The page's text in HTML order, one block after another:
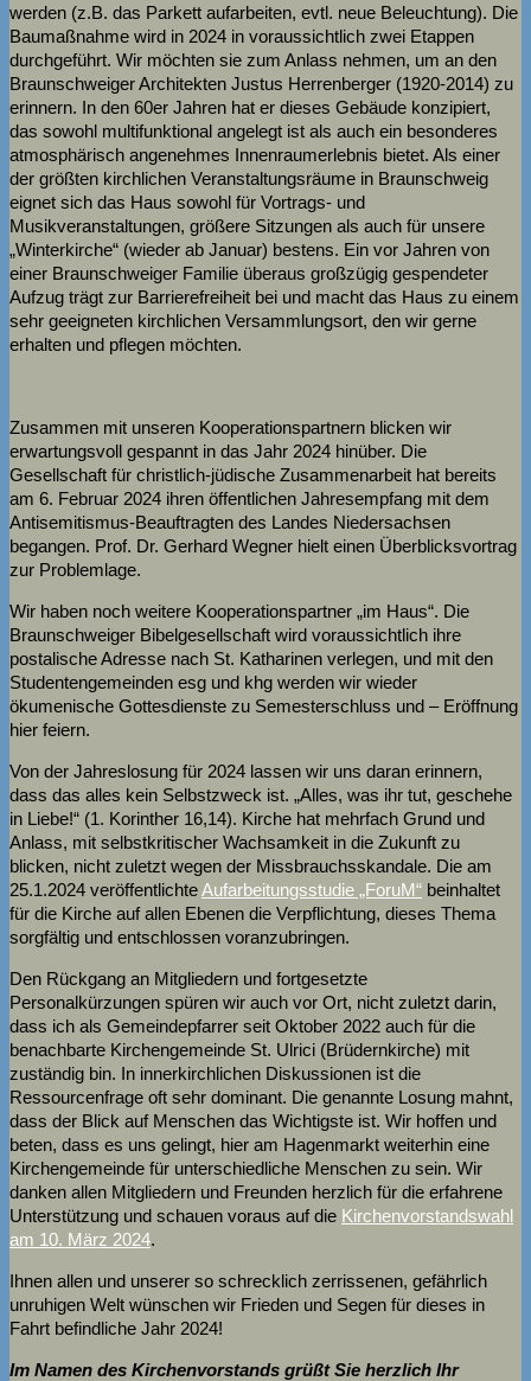
werden (z.B. das Parkett aufarbeiten, evtl. neue Beleuchtung). Die
Baumaßnahme wird in 2024 in voraussichtlich zwei Etappen
durchgeführt. Wir möchten sie zum Anlass nehmen, um an den
Braunschweiger Architekten Justus Herrenberger (1920-2014) zu
erinnern. In den 60er Jahren hat er dieses Gebäude konzipiert,
das sowohl multifunktional angelegt ist als auch ein besonderes
atmosphärisch angenehmes Innenraumerlebnis bietet. Als einer
der größten kirchlichen Veranstaltungsräume in Braunschweig
eignet sich das Haus sowohl für Vortrags- und
Musikveranstaltungen, größere Sitzungen als auch für unsere
„Winterkirche“ (wieder ab Januar) bestens. Ein vor Jahren von
einer Braunschweiger Familie überaus großzügig gespendeter
Aufzug trägt zur Barrierefreiheit bei und macht das Haus zu einem
sehr geeigneten kirchlichen Versammlungsort, den wir gerne
erhalten und pflegen möchten.
Zusammen mit unseren Kooperationspartnern blicken wir
erwartungsvoll gespannt in das Jahr 2024 hinüber. Die
Gesellschaft für christlich-jüdische Zusammenarbeit hat bereits
am 6. Februar 2024 ihren öffentlichen Jahresempfang mit dem
Antisemitismus-Beauftragten des Landes Niedersachsen
begangen. Prof. Dr. Gerhard Wegner hielt einen Überblicksvortrag
zur Problemlage.
Wir haben noch weitere Kooperationspartner „im Haus“. Die
Braunschweiger Bibelgesellschaft wird voraussichtlich ihre
postalische Adresse nach St. Katharinen verlegen, und mit den
Studentengemeinden esg und khg werden wir wieder
ökumenische Gottesdienste zu Semesterschluss und – Eröffnung
hier feiern.
Von der Jahreslosung für 2024 lassen wir uns daran erinnern,
dass das alles kein Selbstzweck ist. „Alles, was ihr tut, geschehe
in Liebe!“ (1. Korinther 16,14). Kirche hat mehrfach Grund und
Anlass, mit selbstkritischer Wachsamkeit in die Zukunft zu
blicken, nicht zuletzt wegen der Missbrauchsskandale. Die am
25.1.2024 veröffentlichteAufarbeitungsstudie „ForuM“ beinhaltet
für die Kirche auf allen Ebenen die Verpflichtung, dieses Thema
sorgfältig und entschlossen voranzubringen.
Den Rückgang an Mitgliedern und fortgesetzte
Personalkürzungen spüren wir auch vor Ort, nicht zuletzt darin,
dass ich als Gemeindepfarrer seit Oktober 2022 auch für die
benachbarte Kirchengemeinde St. Ulrici (Brüdernkirche) mit
zuständig bin. In innerkirchlichen Diskussionen ist die
Ressourcenfrage oft sehr dominant. Die genannte Losung mahnt,
dass der Blick auf Menschen das Wichtigste ist. Wir hoffen und
beten, dass es uns gelingt, hier am Hagenmarkt weiterhin eine
Kirchengemeinde für unterschiedliche Menschen zu sein. Wir
danken allen Mitgliedern und Freunden herzlich für die erfahrene
Unterstützung und schauen voraus auf die Kirchenvorstandswahl
am 10. März 2024.
Ihnen allen und unserer so schrecklich zerrissenen, gefährlich
unruhigen Welt wünschen wir Frieden und Segen für dieses in
Fahrt befindliche Jahr 2024!
Im Namen des Kirchenvorstands grüßt Sie herzlich Ihr